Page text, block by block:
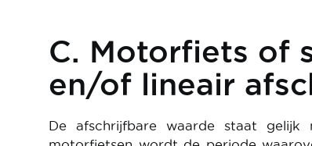
C. Motorfiets of
en/of lineair
De afschrijfbare waarde staat